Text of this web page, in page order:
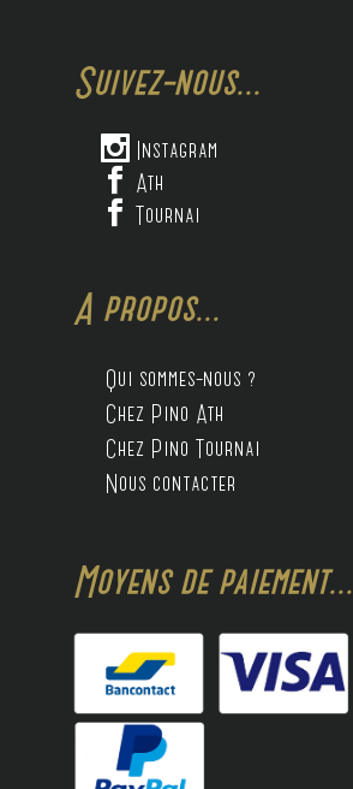
Suivez-nous...
 Instagram
 Ath
 Tournai
A propos...
Qui sommes-nous ?
Chez Pino Ath
Chez Pino Tournai
Nous contacter
Moyens de paiement...